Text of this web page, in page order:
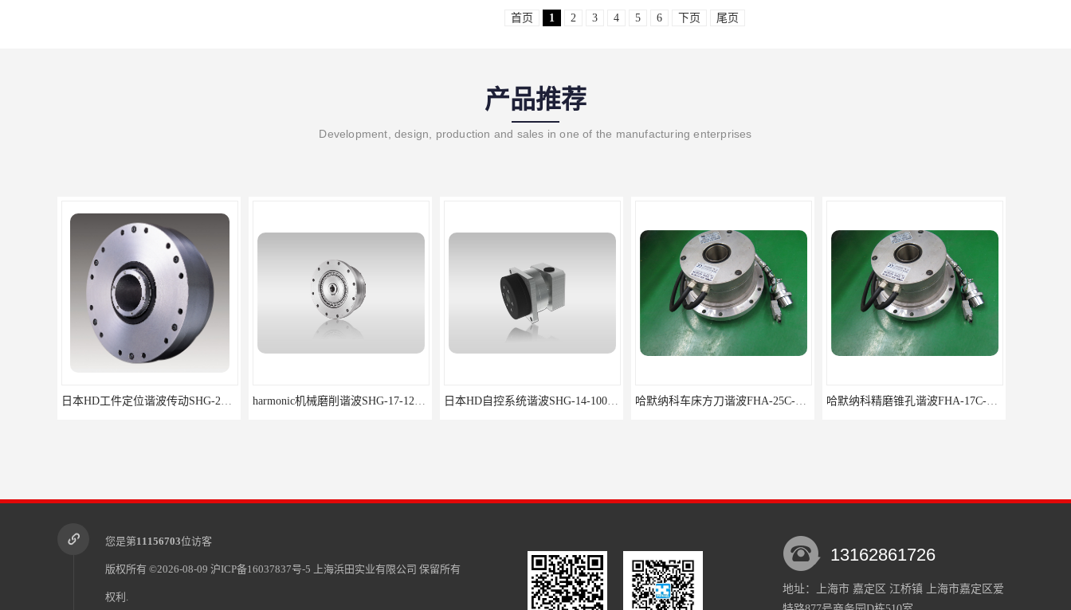
首页 1 2 3 4 5 6 下页 尾页
产品推荐
Development, design, production and sales in one of the manufacturing enterprises
日本HD工件定位谐波传动SHG-20-50-2SH harmonic机械磨削谐波SHG-17-120-2SH 日本HD自控系统谐波SHG-14-100-2SH 哈默纳科车床方刀谐波FHA-25C-160-E250 哈默纳科精磨锥孔谐波FHA-17C-50-E250
您是第11156703位访客
版权所有 ©2026-08-09 沪ICP备16037837号-5 上海浜田实业有限公司 保留所有
权利.
13162861726
地址：上海市 嘉定区 江桥镇 上海市嘉定区爱